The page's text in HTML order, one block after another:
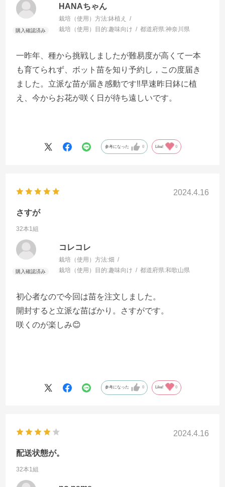
HANAちゃん
栽培（使用）方法:鉢植え
栽培（使用）目的:趣味向け 都道府県:神奈川県
一昨年、種から挑戦しましたが難易度が高くて一本
も育てられず、ボット苗を知り予約し，この度届き
ました。立派な苗が届き感動です‼️早速昨日鉢に植
え、今からお花が咲く日が待ち遠しいです。
参考になった 0 Like! 0
2024.4.16
さすが
32本1組
コレコレ
栽培（使用）方法:畑
栽培（使用）目的:趣味向け 都道府県:和歌山県
初心者なので今回は苗を注文しました。
開封すると立派な苗ばかり。さすがです。
咲くのが楽しみ😊
参考になった 0 Like! 0
2024.4.16
配送状態が。
32本1組